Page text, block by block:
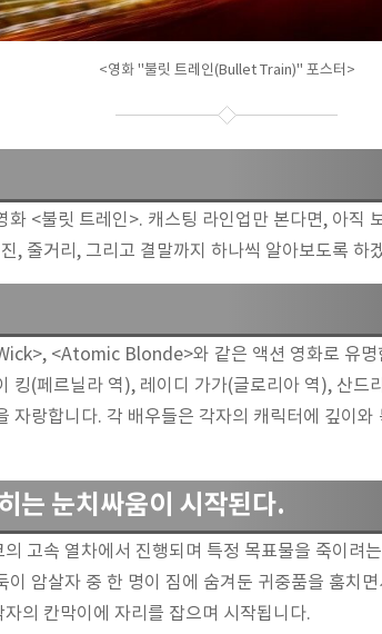
<영화 "불릿 트레인(Bullet Train)" 포스터>
화 <불릿 트레인>. 캐스팅 라인업만 본다면, 아직
, 줄거리, 그리고 결말까지 하나씩 알아보도록 하
<Atomic Blonde>와 같은 액션 영화로 유
킹(페르닐라 역), 레이디 가가(글로리아 역), 산드
자랑합니다. 각 배우들은 각자의 캐릭터에 깊이와
는 눈치싸움이 시작된다.
고속 열차에서 진행되며 특정 목표물을 죽이려
이 암살자 중 한 명이 짐에 숨겨둔 귀중품을 훔치
의 칸막이에 자리를 잡으며 시작됩니다.